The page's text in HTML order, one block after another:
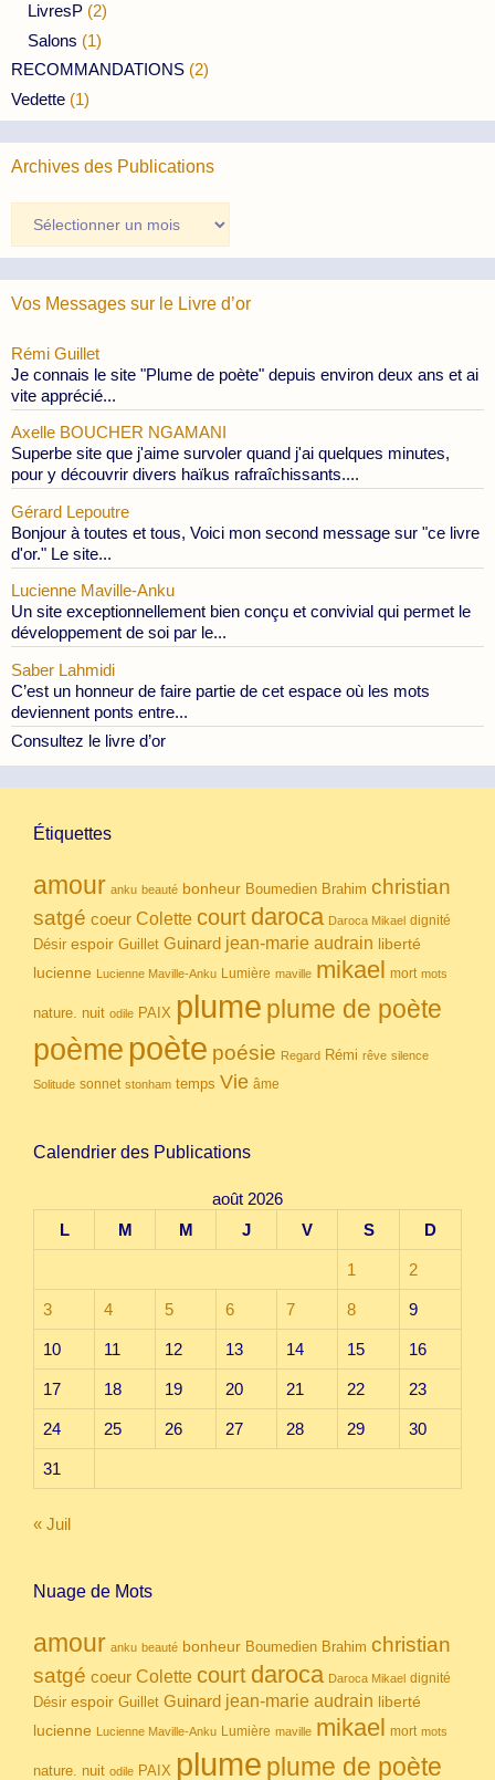
LivresP (2)
Salons (1)
RECOMMANDATIONS (2)
Vedette (1)
Archives des Publications
des
Publications
Vos Messages sur le Livre d’or
Rémi Guillet
Je connais le site "Plume de poète" depuis environ deux ans et ai
vite apprécié...
Axelle BOUCHER NGAMANI
Superbe site que j'aime survoler quand j'ai quelques minutes,
pour y découvrir divers haïkus rafraîchissants....
Gérard Lepoutre
Bonjour à toutes et tous, Voici mon second message sur "ce livre
d'or." Le site...
Lucienne Maville-Anku
Un site exceptionnellement bien conçu et convivial qui permet le
développement de soi par le...
Saber Lahmidi
C’est un honneur de faire partie de cet espace où les mots
deviennent ponts entre...
Consultez le livre d’or
Étiquettes
amour anku beauté bonheur Boumedien Brahim christian
satgé coeur Colette court daroca Daroca Mikael dignité
Désir espoir Guillet Guinard jean-marie audrain liberté
lucienne Lucienne Maville-Anku Lumière maville mikael mort mots
nature. nuit odile PAIX plume plume de poète
poème poète poésie Regard Rémi rêve silence
Solitude sonnet stonham temps Vie âme
Calendrier des Publications
août 2026
L
M M J V S D
1 2
3 4 5 6 7 8 9
10 11 12 13 14 15 16
17 18 19 20 21 22 23
24 25 26 27 28 29 30
31
« Juil
Nuage de Mots
amour anku beauté bonheur Boumedien Brahim christian
satgé coeur Colette court daroca Daroca Mikael dignité
Désir espoir Guillet Guinard jean-marie audrain liberté
lucienne Lucienne Maville-Anku Lumière maville mikael mort mots
nature. nuit odile PAIX plume plume de poète